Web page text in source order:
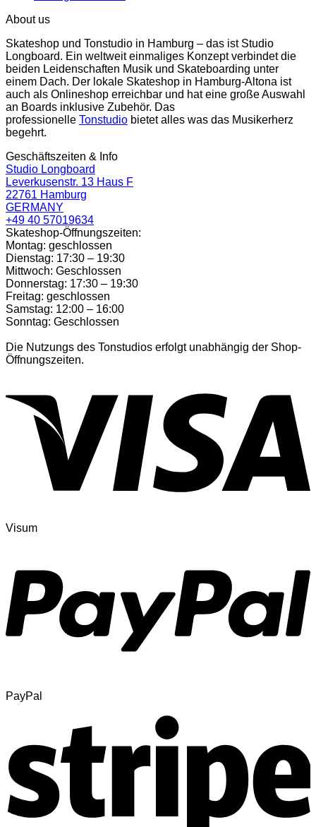
About us
Skateshop und Tonstudio in Hamburg – das ist Studio
Longboard. Ein weltweit einmaliges Konzept verbindet die
beiden Leidenschaften Musik und Skateboarding unter
einem Dach. Der lokale Skateshop in Hamburg-Altona ist
auch als Onlineshop erreichbar und hat eine große Auswahl
an Boards inklusive Zubehör. Das
professionelle Tonstudio bietet alles was das Musikerherz
begehrt.
Geschäftszeiten & Info
Studio Longboard
Leverkusenstr. 13 Haus F
22761 Hamburg
GERMANY
+49 40 57019634
Skateshop-Öffnungszeiten:
Montag: geschlossen
Dienstag: 17:30 – 19:30
Mittwoch: Geschlossen
Donnerstag: 17:30 – 19:30
Freitag: geschlossen
Samstag: 12:00 – 16:00
Sonntag: Geschlossen
Die Nutzungs des Tonstudios erfolgt unabhängig der Shop-
Öffnungszeiten.
Visum
PayPal